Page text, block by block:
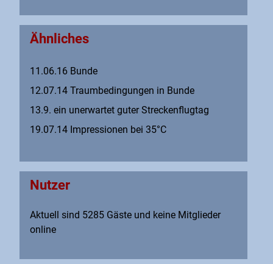
Ähnliches
11.06.16 Bunde
12.07.14 Traumbedingungen in Bunde
13.9. ein unerwartet guter Streckenflugtag
19.07.14 Impressionen bei 35°C
Nutzer
Aktuell sind 5285 Gäste und keine Mitglieder
online